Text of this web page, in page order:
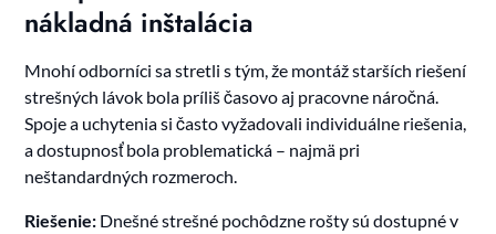
nákladná inštalácia
Mnohí odborníci sa stretli s tým, že montáž starších riešení
strešných lávok bola príliš časovo aj pracovne náročná.
Spoje a uchytenia si často vyžadovali individuálne riešenia,
a dostupnosť bola problematická – najmä pri
neštandardných rozmeroch.
Riešenie: Dnešné strešné pochôdzne rošty sú dostupné v